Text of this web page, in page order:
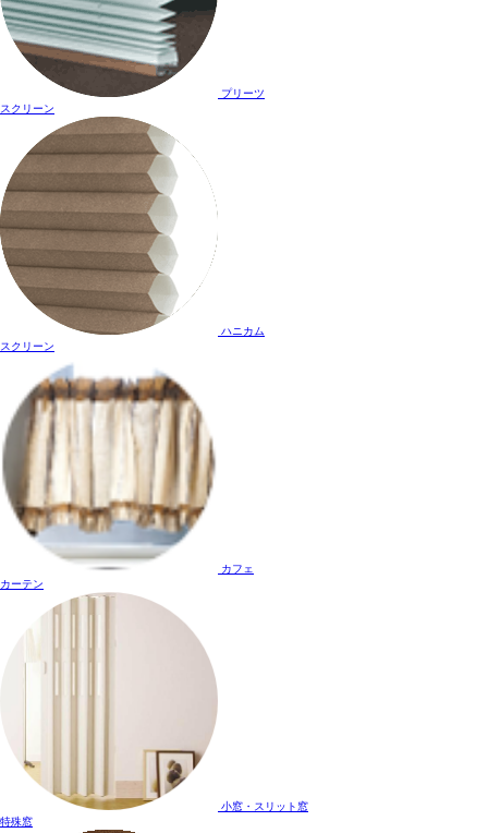
プリーツ
スクリーン
ハニカム
スクリーン
カフェ
カーテン
小窓・スリット窓
特殊窓